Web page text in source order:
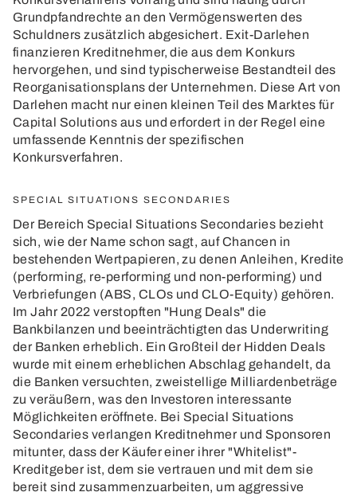
Grundpfandrechte an den Vermögenswerten des
Schuldners zusätzlich abgesichert. Exit-Darlehen
finanzieren Kreditnehmer, die aus dem Konkurs
hervorgehen, und sind typischerweise Bestandteil des
Reorganisationsplans der Unternehmen. Diese Art von
Darlehen macht nur einen kleinen Teil des Marktes für
Capital Solutions aus und erfordert in der Regel eine
umfassende Kenntnis der spezifischen
Konkursverfahren.
SPECIAL SITUATIONS SECONDARIES
Der Bereich Special Situations Secondaries bezieht
sich, wie der Name schon sagt, auf Chancen in
bestehenden Wertpapieren, zu denen Anleihen, Kredite
(performing, re-performing und non-performing) und
Verbriefungen (ABS, CLOs und CLO-Equity) gehören.
Im Jahr 2022 verstopften "Hung Deals" die
Bankbilanzen und beeinträchtigten das Underwriting
der Banken erheblich. Ein Großteil der Hidden Deals
wurde mit einem erheblichen Abschlag gehandelt, da
die Banken versuchten, zweistellige Milliardenbeträge
zu veräußern, was den Investoren interessante
Möglichkeiten eröffnete. Bei Special Situations
Secondaries verlangen Kreditnehmer und Sponsoren
mitunter, dass der Käufer einer ihrer "Whitelist"-
Kreditgeber ist, dem sie vertrauen und mit dem sie
bereit sind zusammenzuarbeiten, um aggressive